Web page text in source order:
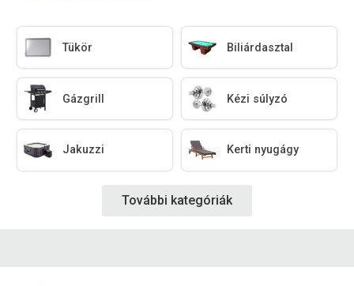
Tükör Biliárdasztal
Gázgrill Kézi súlyzó
Jakuzzi Kerti nyugágy
További kategóriák